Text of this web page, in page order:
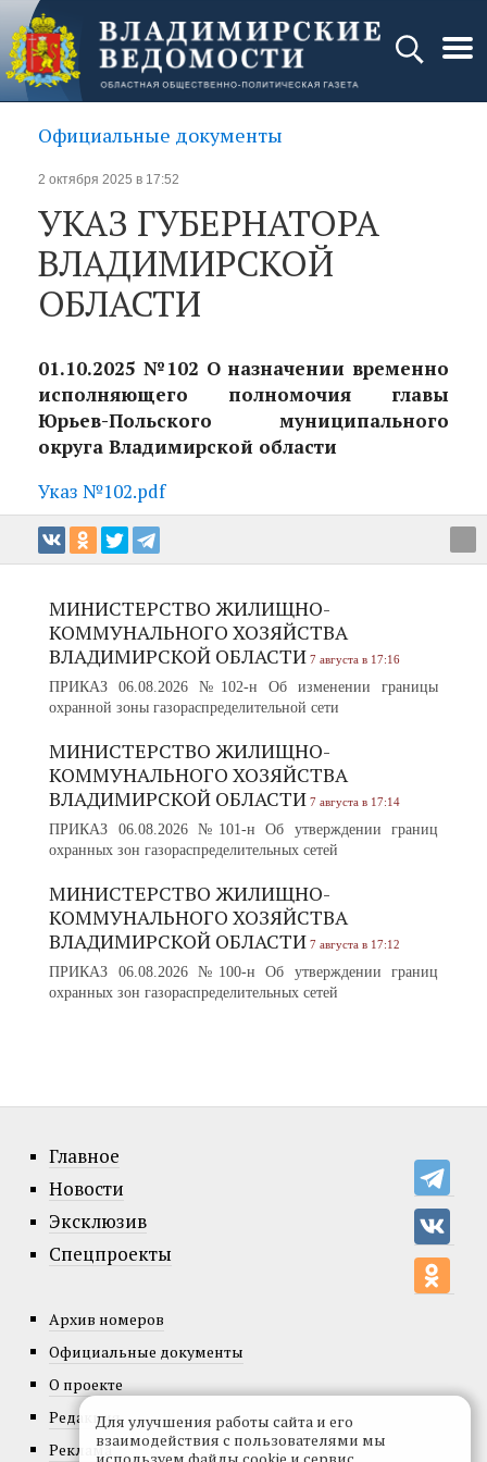
Официальные документы
2 октября 2025 в 17:52
УКАЗ ГУБЕРНАТОРА
ВЛАДИМИРСКОЙ
ОБЛАСТИ
01.10.2025 №102 О назначении временно
исполняющего полномочия главы
Юрьев-Польского муниципального
округа Владимирской области
Указ №102.pdf
МИНИСТЕРСТВО ЖИЛИЩНО-
КОММУНАЛЬНОГО ХОЗЯЙСТВА
ВЛАДИМИРСКОЙ ОБЛАСТИ 7 августа в 17:16
ПРИКАЗ 06.08.2026 №102-н Об изменении границы
охранной зоны газораспределительной сети
МИНИСТЕРСТВО ЖИЛИЩНО-
КОММУНАЛЬНОГО ХОЗЯЙСТВА
ВЛАДИМИРСКОЙ ОБЛАСТИ 7 августа в 17:14
ПРИКАЗ 06.08.2026 №101-н Об утверждении границ
охранных зон газораспределительных сетей
МИНИСТЕРСТВО ЖИЛИЩНО-
КОММУНАЛЬНОГО ХОЗЯЙСТВА
ВЛАДИМИРСКОЙ ОБЛАСТИ 7 августа в 17:12
ПРИКАЗ 06.08.2026 №100-н Об утверждении границ
охранных зон газораспределительных сетей
Главное
Новости
Эксклюзив
Спецпроекты
Архив номеров
Официальные документы
О проекте
Редакция
Реклама
Для улучшения работы сайта и его
взаимодействия с пользователями мы